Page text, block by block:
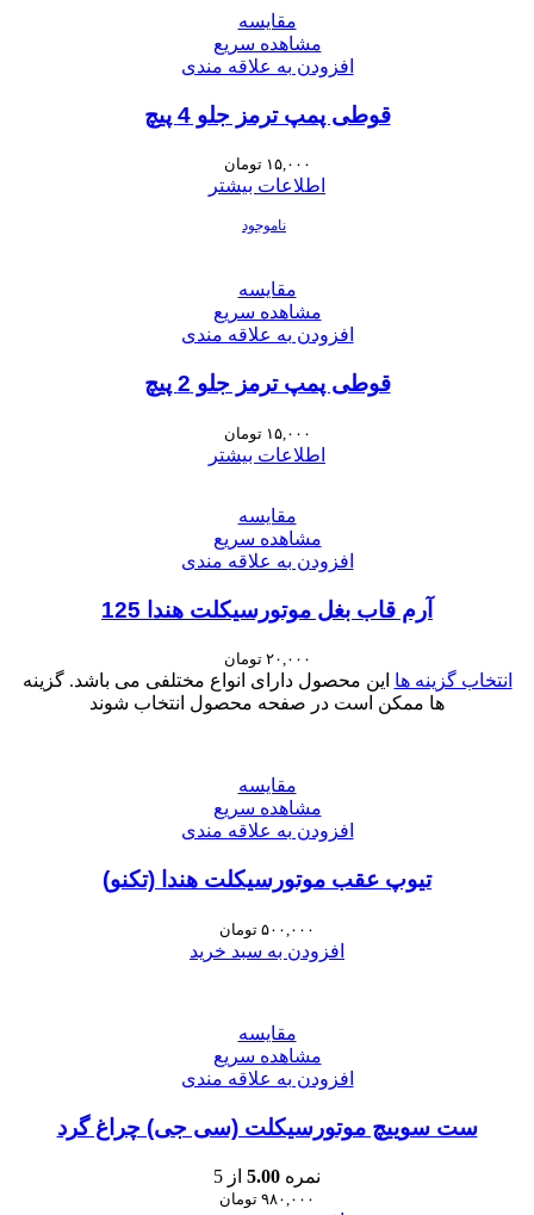
مقایسه
مشاهده سریع
افزودن به علاقه مندی
قوطی پمپ ترمز جلو 4 پیچ
۱۵,۰۰۰ تومان
اطلاعات بیشتر
ناموجود
مقایسه
مشاهده سریع
افزودن به علاقه مندی
قوطی پمپ ترمز جلو 2 پیچ
۱۵,۰۰۰ تومان
اطلاعات بیشتر
مقایسه
مشاهده سریع
افزودن به علاقه مندی
آرم قاب بغل موتورسیکلت هندا 125
۲۰,۰۰۰ تومان
انتخاب گزینه ها این محصول دارای انواع مختلفی می باشد. گزینه
ها ممکن است در صفحه محصول انتخاب شوند
مقایسه
مشاهده سریع
افزودن به علاقه مندی
تیوپ عقب موتورسیکلت هندا (تکنو)
۵۰۰,۰۰۰ تومان
افزودن به سبد خرید
مقایسه
مشاهده سریع
افزودن به علاقه مندی
ست سوییچ موتورسیکلت (سی جی) چراغ گرد
نمره 5.00 از 5
۹۸۰,۰۰۰ تومان